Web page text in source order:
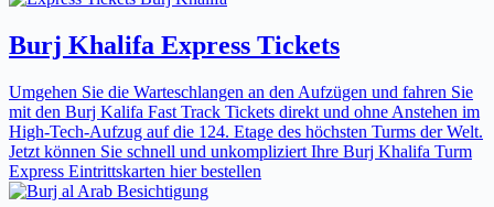
Burj Khalifa Express Tickets
Umgehen Sie die Warteschlangen an den Aufzügen und fahren Sie
mit den Burj Kalifa Fast Track Tickets direkt und ohne Anstehen im
High-Tech-Aufzug auf die 124. Etage des höchsten Turms der Welt.
Jetzt können Sie schnell und unkompliziert Ihre Burj Khalifa Turm
Express Eintrittskarten hier bestellen